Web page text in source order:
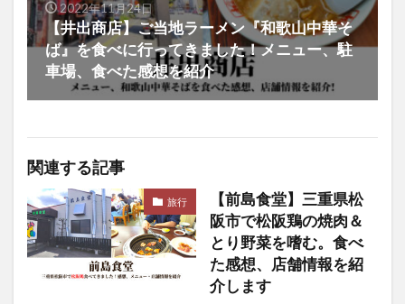
2022年11月24日
【井出商店】ご当地ラーメン『和歌山中華そ
ば』を食べに行ってきました！メニュー、駐
車場、食べた感想を紹介
関連する記事
旅行
【前島食堂】三重県松
阪市で松阪鶏の焼肉＆
とり野菜を嗜む。食べ
た感想、店舗情報を紹
介します